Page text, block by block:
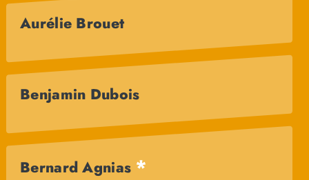
Aurélie Brouet
Benjamin Dubois
Bernard Agnias *